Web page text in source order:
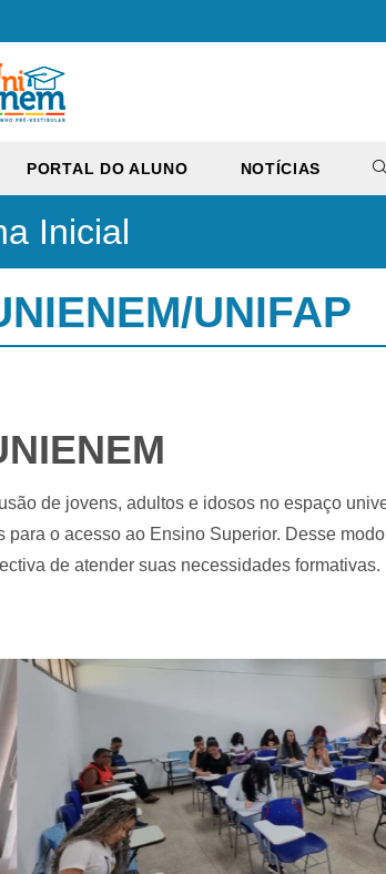
PORTAL DO ALUNO NOTÍCIAS
Inicial
UNIFAP
de jovens, adultos e idosos no espaço
o acesso ao Ensino Superior. Desse
de atender suas necessidades formativas.